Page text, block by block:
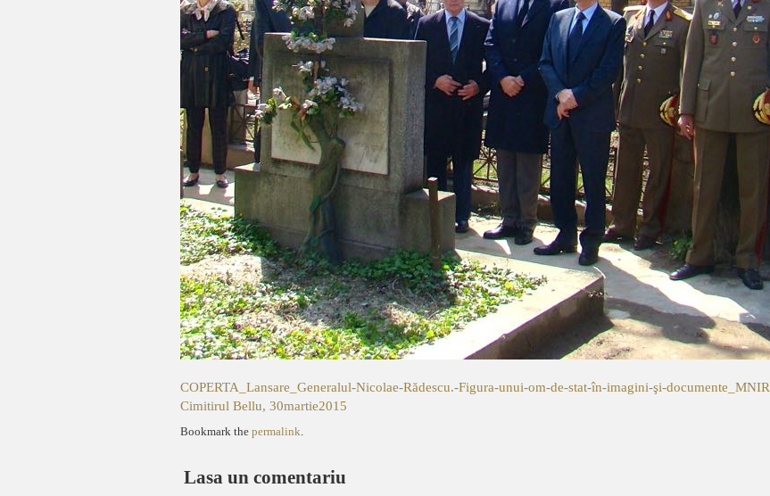
COPERTA_Lansare_Generalul-Nicolae-Rădescu.-Figura-unui-om-de-stat-în-imagini-şi-documente_MNIR
Cimitirul Bellu, 30martie2015
Bookmark the permalink
Lasa un comentariu